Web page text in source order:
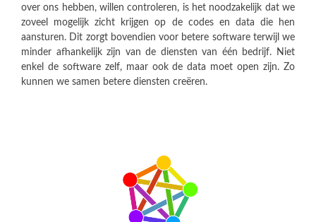
over ons hebben, willen controleren, is het noodzakelijk dat we
zoveel mogelijk zicht krijgen op de codes en data die hen
aansturen. Dit zorgt bovendien voor betere software terwijl we
minder afhankelijk zijn van de diensten van één bedrijf. Niet
enkel de software zelf, maar ook de data moet open zijn. Zo
kunnen we samen betere diensten creëren.